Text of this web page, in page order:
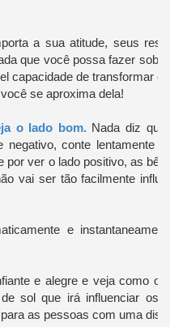
a sua atitude, seus
que você possa fazer
capacidade de transformar
se aproxima dela!
o lado bom.Nada diz que
conte lentamente
por ver o lado positivo, as
vai ser tão facilmente
e
e alegre e veja como o
sol que irá influenciar os
as pessoas com uma